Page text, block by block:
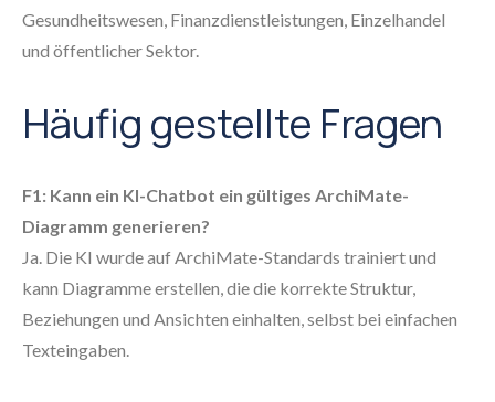
Gesundheitswesen, Finanzdienstleistungen, Einzelhandel
und öffentlicher Sektor.
Häufig gestellte Fragen
F1: Kann ein KI-Chatbot ein gültiges ArchiMate-
Diagramm generieren?
Ja. Die KI wurde auf ArchiMate-Standards trainiert und
kann Diagramme erstellen, die die korrekte Struktur,
Beziehungen und Ansichten einhalten, selbst bei einfachen
Texteingaben.